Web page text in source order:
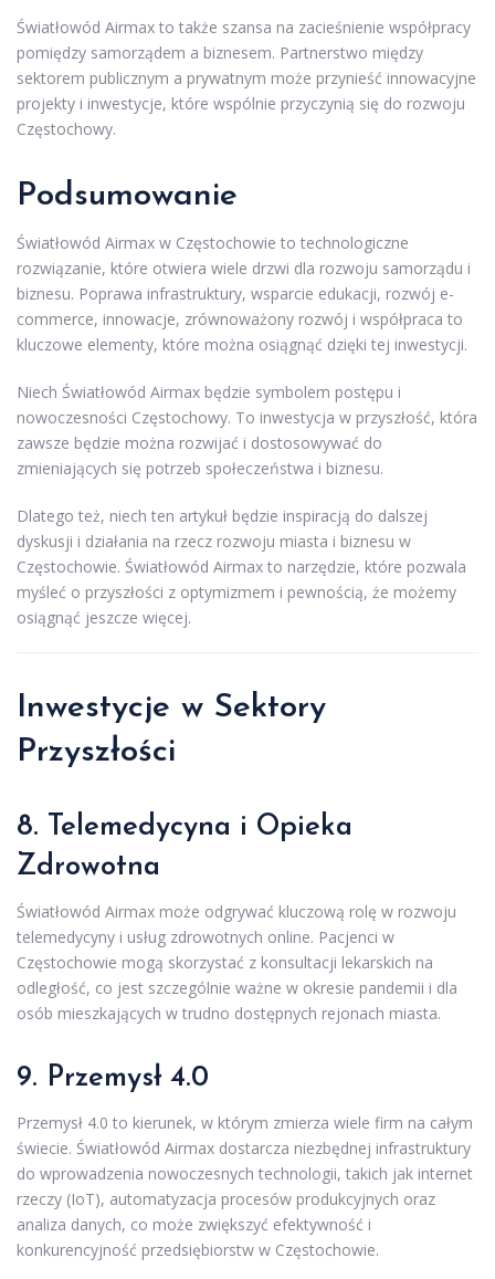
Światłowód Airmax to także szansa na zacieśnienie współpracy
pomiędzy samorządem a biznesem. Partnerstwo między
sektorem publicznym a prywatnym może przynieść innowacyjne
projekty i inwestycje, które wspólnie przyczynią się do rozwoju
Częstochowy.
Podsumowanie
Światłowód Airmax w Częstochowie to technologiczne
rozwiązanie, które otwiera wiele drzwi dla rozwoju samorządu i
biznesu. Poprawa infrastruktury, wsparcie edukacji, rozwój e-
commerce, innowacje, zrównoważony rozwój i współpraca to
kluczowe elementy, które można osiągnąć dzięki tej inwestycji.
Niech Światłowód Airmax będzie symbolem postępu i
nowoczesności Częstochowy. To inwestycja w przyszłość, która
zawsze będzie można rozwijać i dostosowywać do
zmieniających się potrzeb społeczeństwa i biznesu.
Dlatego też, niech ten artykuł będzie inspiracją do dalszej
dyskusji i działania na rzecz rozwoju miasta i biznesu w
Częstochowie. Światłowód Airmax to narzędzie, które pozwala
myśleć o przyszłości z optymizmem i pewnością, że możemy
osiągnąć jeszcze więcej.
Inwestycje w Sektory
Przyszłości
8. Telemedycyna i Opieka
Zdrowotna
Światłowód Airmax może odgrywać kluczową rolę w rozwoju
telemedycyny i usług zdrowotnych online. Pacjenci w
Częstochowie mogą skorzystać z konsultacji lekarskich na
odległość, co jest szczególnie ważne w okresie pandemii i dla
osób mieszkających w trudno dostępnych rejonach miasta.
9. Przemysł 4.0
Przemysł 4.0 to kierunek, w którym zmierza wiele firm na całym
świecie. Światłowód Airmax dostarcza niezbędnej infrastruktury
do wprowadzenia nowoczesnych technologii, takich jak internet
rzeczy (IoT), automatyzacja procesów produkcyjnych oraz
analiza danych, co może zwiększyć efektywność i
konkurencyjność przedsiębiorstw w Częstochowie.